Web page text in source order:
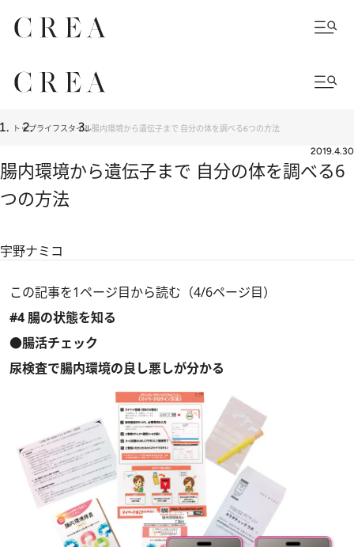
トップライフスタイル腸内環境から遺伝子まで 自分の体を調べる6つの方法
2019.4.30
腸内環境から遺伝子まで 自分の体を調べる6
つの方法
宇野ナミコ
この記事を1ページ目から読む（4/6ページ目）
#4 腸の状態を知る
●腸活チェック
尿検査で腸内環境の良し悪しが分かる